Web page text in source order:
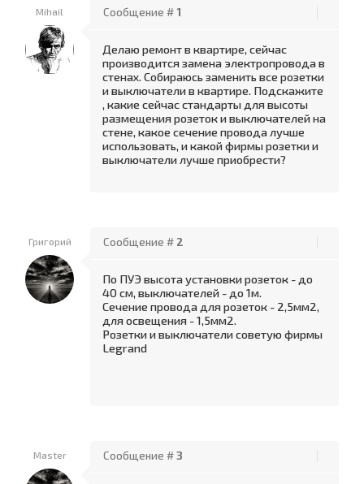
Mihail Сообщение #1
Делаю ремонт в квартире, сейчас
производится замена электропровода в
стенах. Собираюсь заменить все розетки
и выключатели в квартире. Подскажите
, какие сейчас стандарты для высоты
размещения розеток и выключателей на
стене, какое сечение провода лучше
использовать, и какой фирмы розетки и
выключатели лучше приобрести?
Григорий Сообщение # 2
По ПУЭ высота установки розеток - до
40 см, выключателей - до 1м.
Сечение провода для розеток - 2,5мм2,
для освещения - 1,5мм2.
Розетки и выключатели советую фирмы
Legrand
Master Сообщение #3